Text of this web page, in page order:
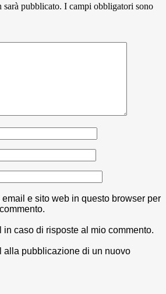
pubblicato. I campi obbligatori sono
e sito web in questo browser per
in caso di risposte al mio commento.
alla pubblicazione di un nuovo